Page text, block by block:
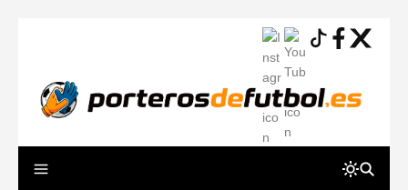
Resiliencia en Porteros: La Guía Definitiva para una Mente a Prueba de Errores